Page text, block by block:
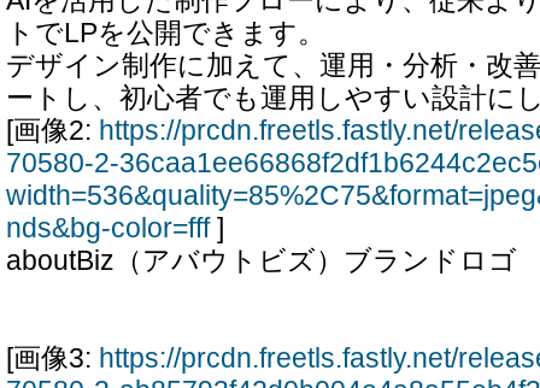
トでLPを公開できます。
デザイン制作に加えて、運用・分析・改
ートし、初心者でも運用しやすい設計に
[画像2: https://prcdn.freetls.fastly.net/
70580-2-
nds&bg-color=fff]
aboutBiz（アバウトビズ）ブランドロゴ
[画像3: https://prcdn.freetls.fastly.net/